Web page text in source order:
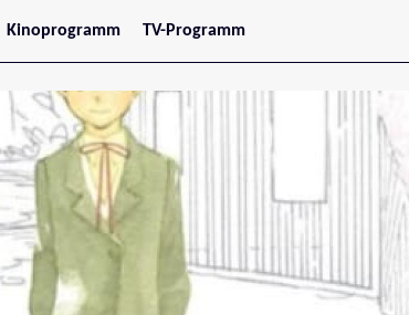
Kinoprogramm
Jetzt im Kino
Wien
Niederösterreich
Oberösterreich
Steiermark
Burgenland
Kärnten
Salzburg
Tirol
Vorarlberg
TV-Programm